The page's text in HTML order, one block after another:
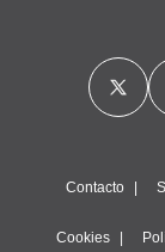
Contacto
Cookies